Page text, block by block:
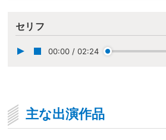
セリフ
00:00 / 02:24
主な出演作品